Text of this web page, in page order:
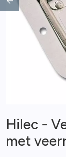
Previous
Hilec -
met